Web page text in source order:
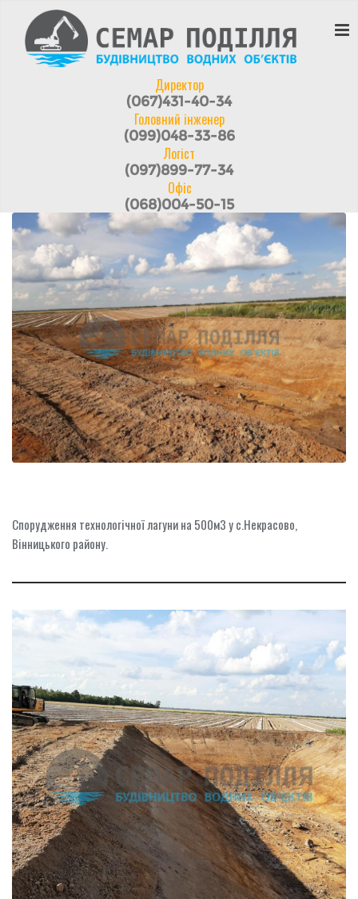
Директор
(067)431-40-34
Головний інженер
(099)048-33-86
Логіст
(097)899-77-34
Офіс
(068)004-50-15
Спорудження технологічної лагуни на 500м3 у с.Некрасово,
Вінницького району.